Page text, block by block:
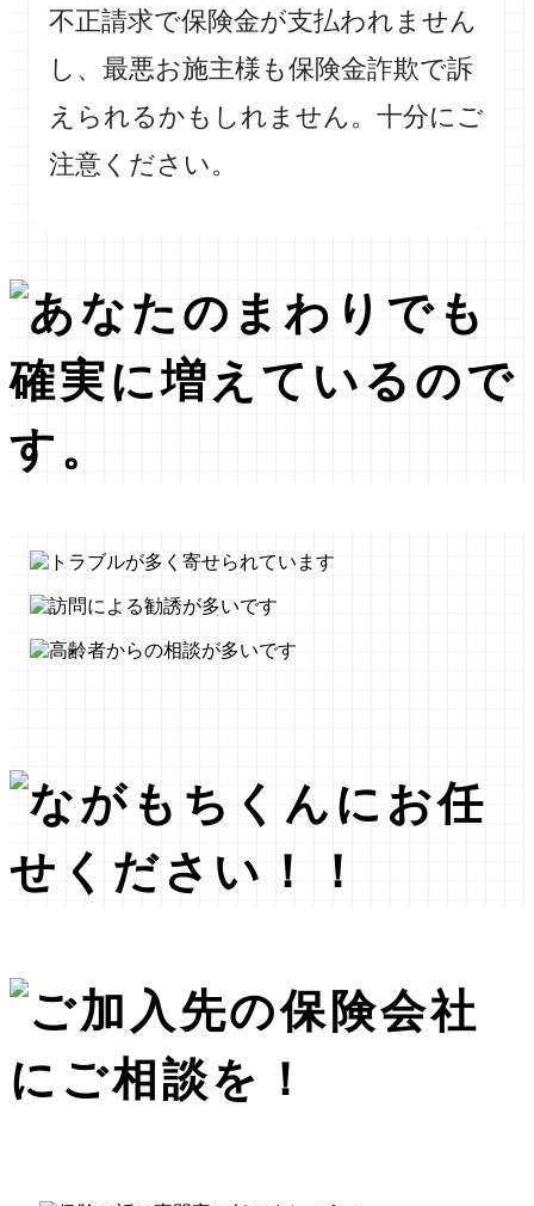
不正請求で保険金が支払われません
し、最悪お施主様も保険金詐欺で訴
えられるかもしれません。十分にご
注意ください。